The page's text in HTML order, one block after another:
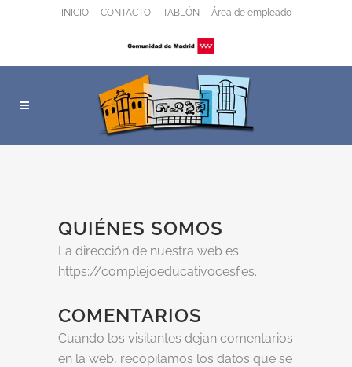
INICIO CONTACTO TABLÓN Área de empleado
QUIÉNES SOMOS
La dirección de nuestra web es:
https://complejoeducativocesf.es.
COMENTARIOS
Cuando los visitantes dejan comentarios
en la web, recopilamos los datos que se